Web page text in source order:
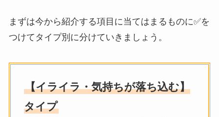
まずは今から紹介する項目に当てはまるものに✅を
つけてタイプ別に分けていきましょう。
【イライラ・気持ちが落ち込む】
タイプ